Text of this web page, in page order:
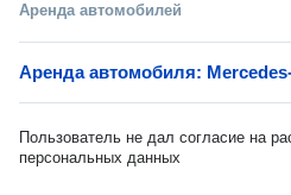
Аренда автомобилей
Аренда автомобиля:
Пользователь не дал согласие на
персональных данных